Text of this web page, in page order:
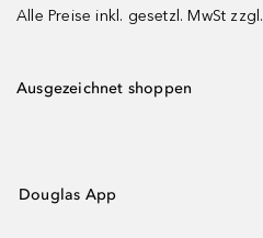
Alle Preise inkl. gesetzl. MwSt zzgl.
Ausgezeichnet shoppen
Douglas App